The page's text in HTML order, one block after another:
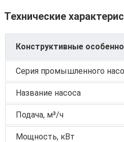
Технические
Конструктивные
Серия промышленного
Название насоса
Подача, м³/ч
Мощность, кВт